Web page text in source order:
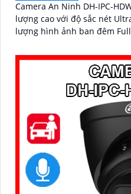
Camera An Ninh DH-IPC-
lượng cao với độ sắc nét Ultra 4k lite. Với tính năng
lượng hình ảnh ban đêm